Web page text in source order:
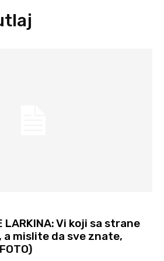
LARKINA: Vi koji sa strane
mislite da sve znate,